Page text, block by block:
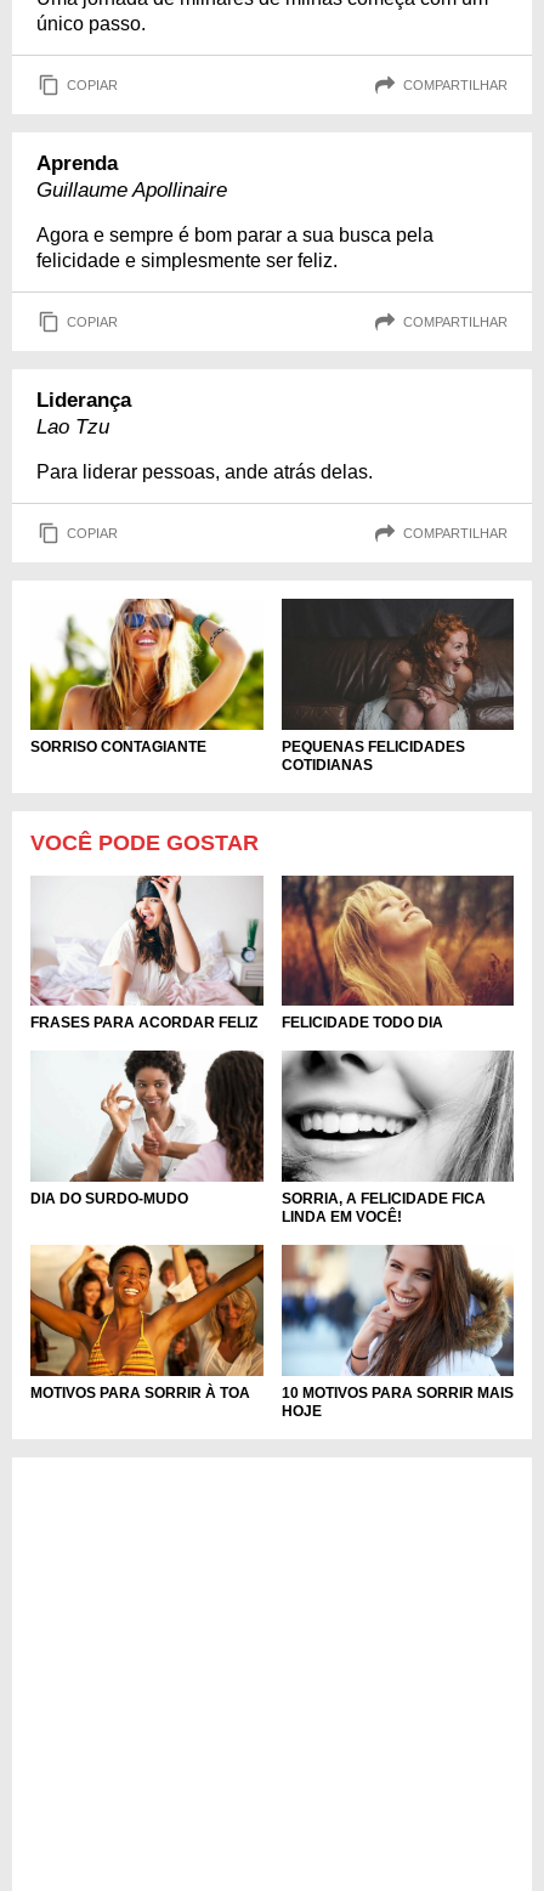
único passo.
COPIAR COMPARTILHAR
Aprenda
Guillaume Apollinaire
Agora e sempre é bom parar a sua busca pela
felicidade e simplesmente ser feliz.
COPIAR COMPARTILHAR
Liderança
Lao Tzu
Para liderar pessoas, ande atrás delas.
COPIAR COMPARTILHAR
SORRISO CONTAGIANTE
PEQUENAS FELICIDADES
COTIDIANAS
VOCÊ PODE GOSTAR
FRASES PARA ACORDAR FELIZ FELICIDADE TODO DIA
DIA DO SURDO-MUDO
SORRIA, A FELICIDADE FICA
LINDA EM VOCÊ!
MOTIVOS PARA SORRIR À TOA
10 MOTIVOS PARA SORRIR MAIS
HOJE